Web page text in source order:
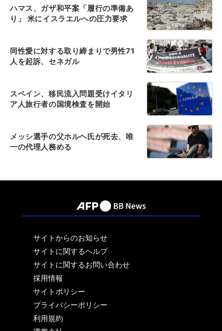
ハマス、ガザ和平案「履行の準備あ
り」 米にイスラエルへの圧力要求
同性愛に対する取り締まりで男性71
人を起訴、セネガル
スペイン、移民流入問題受けイタリ
ア人旅行者の国境検査を開始
メッシ選手の父ホルヘ氏が死去、唯
一の代理人務める
サイトからのお知らせ
サイトに関するヘルプ
サイトに関するお問い合わせ
採用情報
サイトポリシー
プライバシーポリシー
利用規約